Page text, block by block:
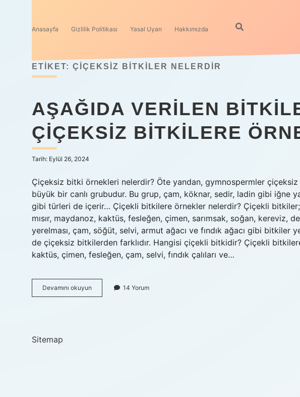
Anasayfa Gizlilik Politikası Yasal Uyarı Hakkımızda
ETIKET: ÇIÇEKSIZ BITKILER NELERDIR
AŞAĞIDA VERILEN
ÇIÇEKSIZ BITKILERE
Tarih: Eylül 26, 2024
Çiçeksiz bitki örnekleri nelerdir? Öte yandan, gymnospermler
büyük bir canlı grubudur. Bu grup, çam, köknar, sedir, ladin gibi iğne
gibi türleri de içerir… Çiçekli bitkilere örnekler nelerdir? Çiçekli bitkiler;
mısır, maydanoz, kaktüs, fesleğen, çimen, sarımsak, soğan, kereviz,
yerelması, çam, söğüt, selvi, armut ağacı ve fındık ağacı gibi bitkiler
de çiçeksiz bitkilerden farklıdır. Hangisi çiçekli bitkidir? Çiçekli
kaktüs, çimen, fesleğen, çam, selvi, fındık çalıları ve…
Devamını okuyun
Verilen
14 Yorum
Sitemap